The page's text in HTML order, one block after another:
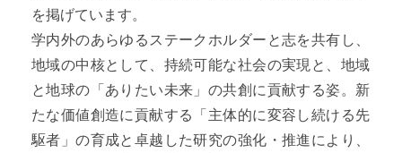
を掲げています。
学内外のあらゆるステークホルダーと志を共有し、
地域の中核として、持続可能な社会の実現と、地域
と地球の「ありたい未来」の共創に貢献する姿。新
たな価値創造に貢献する「主体的に変容し続ける先
駆者」の育成と卓越した研究の強化・推進により、